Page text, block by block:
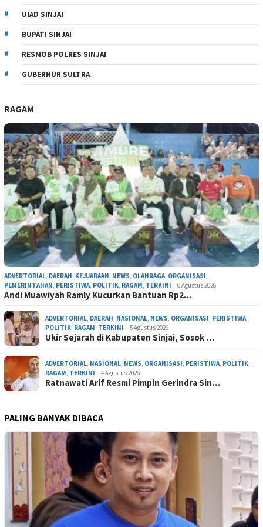
UIAD SINJAI
BUPATI SINJAI
RESMOB POLRES SINJAI
GUBERNUR SULTRA
RAGAM
ADVERTORIAL, DAERAH, KEJUARAAN, NEWS, OLAHRAGA, ORGANISASI,
PEMERINTAHAN, PERISTIWA, POLITIK, RAGAM, TERKINI 6 Agustus 2026
Andi Muawiyah Ramly Kucurkan Bantuan Rp2…
ADVERTORIAL, DAERAH, NASIONAL, NEWS, ORGANISASI, PERISTIWA,
POLITIK, RAGAM, TERKINI 5 Agustus 2026
Ukir Sejarah di Kabupaten Sinjai, Sosok …
ADVERTORIAL, NASIONAL, NEWS, ORGANISASI, PERISTIWA, POLITIK,
RAGAM, TERKINI 4 Agustus 2026
Ratnawati Arif Resmi Pimpin Gerindra Sin…
PALING BANYAK DIBACA